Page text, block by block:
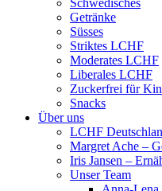
Schwedisches
Getränke
Süsses
Striktes LCHF
Moderates LCHF
Liberales LCHF
Zuckerfrei für
Snacks
Über uns
LCHF
Margret Ache –
Iris Jansen –
Unser Team